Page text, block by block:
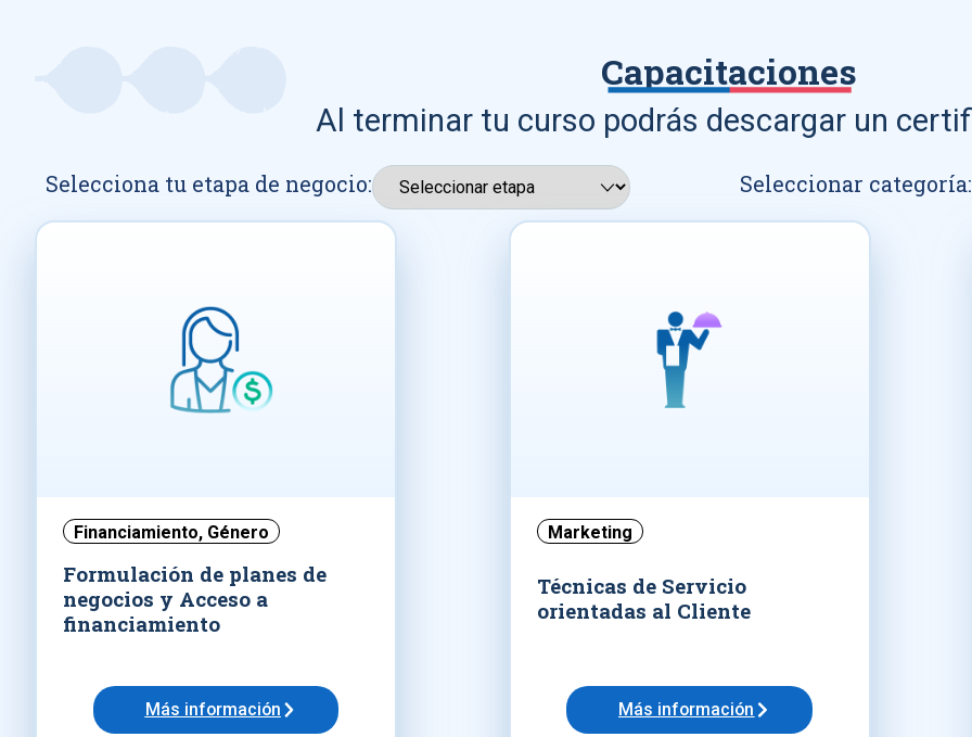
Capacitaciones
Al terminar tu curso podrás descargar un
Selecciona tu etapa de negocio: Seleccionar categoría:
Financiamiento, Género
Formulación de planes de
negocios y Acceso a
financiamiento
Más información
Marketing
Técnicas de Servicio
orientadas al Cliente
Más información